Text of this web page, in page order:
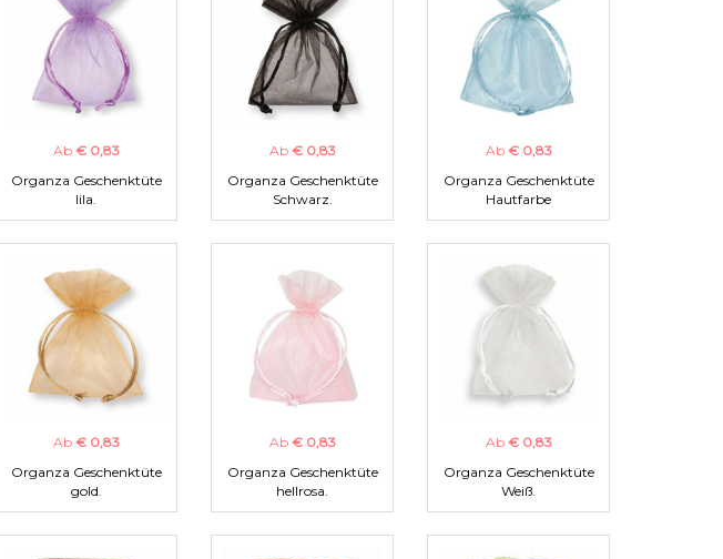
Ab € 0,83
Organza Geschenktüte
lila.
Ab € 0,83
Organza Geschenktüte
Schwarz.
Ab € 0,83
Organza Geschenktüte
Hautfarbe
Ab € 0,83
Organza Geschenktüte
gold.
Ab € 0,83
Organza Geschenktüte
hellrosa.
Ab € 0,83
Organza Geschenktüte
Weiß.